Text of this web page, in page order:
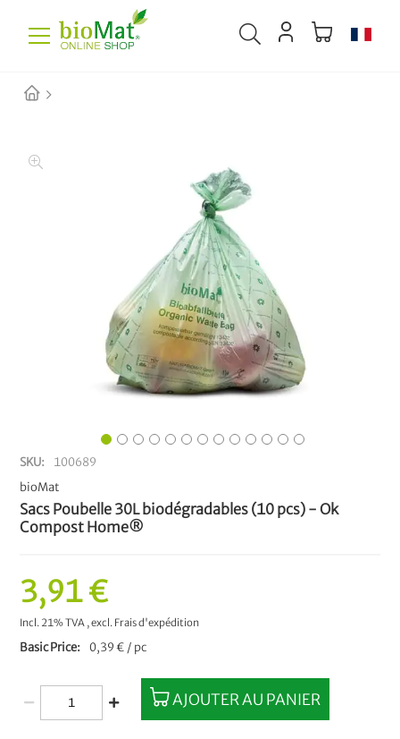
SKU
100689
bioMat
Sacs Poubelle 30L biodégradables (10 pcs) - Ok
Compost Home®
3,91 €
Incl. 21% TVA ,excl. Frais d'expédition
Basic Price 0,39 € / pc
AJOUTER AU PANIER